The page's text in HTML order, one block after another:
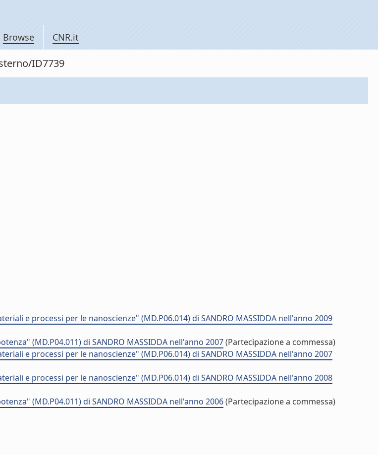
Browse CNR.it
ID7739
e processi per le nanoscienze" (MD.P06.014) di SANDRO MASSIDDA nell'anno 2009
(MD.P04.011) di SANDRO MASSIDDA nell'anno 2007(Partecipazione a commessa)
e processi per le nanoscienze" (MD.P06.014) di SANDRO MASSIDDA nell'anno 2007
e processi per le nanoscienze" (MD.P06.014) di SANDRO MASSIDDA nell'anno 2008
(MD.P04.011) di SANDRO MASSIDDA nell'anno 2006(Partecipazione a commessa)